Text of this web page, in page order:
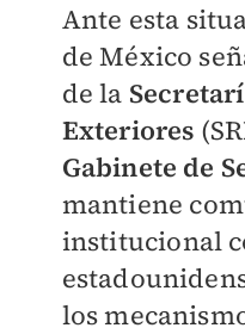
Ante esta
de México
de la
Exteriores
Gabinete de
mantiene
institucional
los